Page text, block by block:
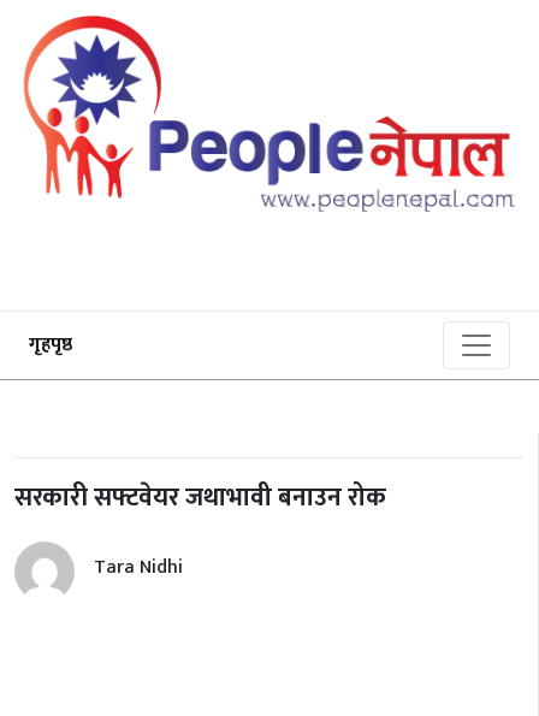
गृहपृष्ठ
सरकारी सफ्टवेयर जथाभावी बनाउन रोक
Tara Nidhi